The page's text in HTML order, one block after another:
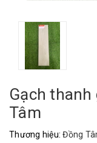
Gạch
Tâm
Thương hiệu:Đồng